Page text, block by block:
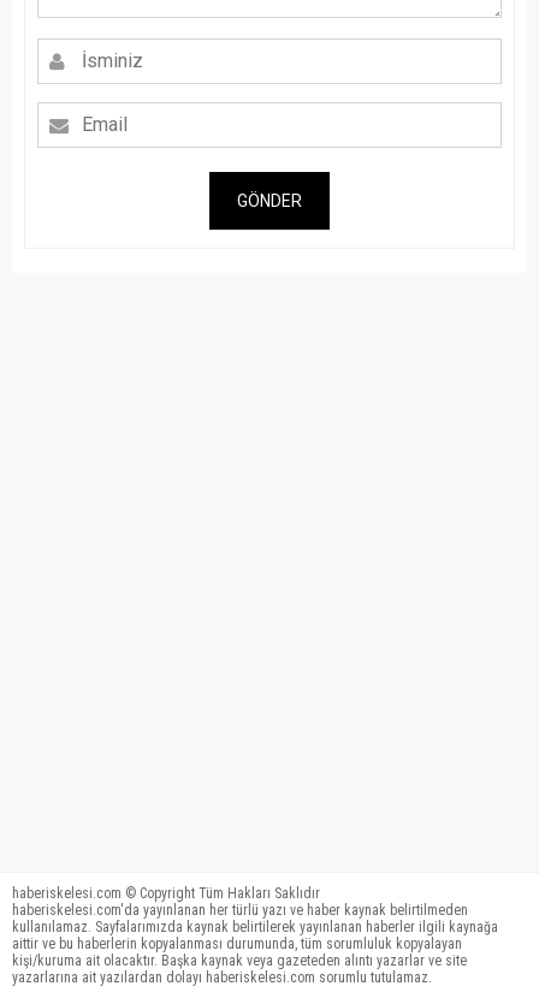
GÖNDER
haberiskelesi.com © Copyright Tüm Hakları Saklıdır
haberiskelesi.com'da yayınlanan her türlü yazı ve haber kaynak belirtilmeden
kullanılamaz. Sayfalarımızda kaynak belirtilerek yayınlanan haberler ilgili kaynağa
aittir ve bu haberlerin kopyalanması durumunda, tüm sorumluluk kopyalayan
kişi/kuruma ait olacaktır. Başka kaynak veya gazeteden alıntı yazarlar ve site
yazarlarına ait yazılardan dolayı haberiskelesi.com sorumlu tutulamaz.